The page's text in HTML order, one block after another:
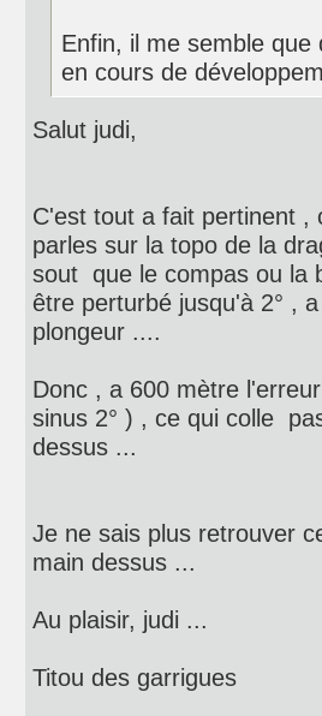
Enfin, il me semble
en cours de
Salut judi,
C'est tout a fait pertinent
parles sur la topo de la
sout que le compas ou la
être perturbé jusqu'à 2° ,
plongeur ....
Donc , a 600 mètre
sinus 2° ) , ce qui colle
dessus ...
Je ne sais plus retrouver
main dessus ...
Au plaisir, judi ...
Titou des garrigues